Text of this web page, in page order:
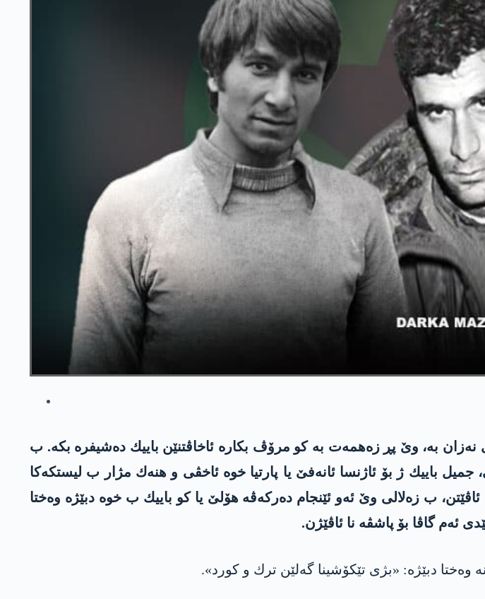
به‌، وێ پڕ زه‌همه‌ت به‌ كو مرۆڤ بكاره‌ ئاخاڤتنێن باییك ده‌شیفره‌ بكه‌. ب
2023 و نێزکبوونا هه‌لبژارتنا تركیێ، جمیل باییك ژ بۆ ئاژنسا ئانەفێ یا پارتیا خوه‌ ئاخڤی و هنه‌ك مژار ب لیستكه‌كا
ب زه‌لالی وێ ئه‌و ئێنجام ده‌ركه‌ڤه‌ هۆلێ یا كو باییك ب خوه‌ دبێژه‌ وه‌ختا
ئه‌م گاڤا بۆ پاشڤه‌ نا ئاڤێژن.
وه‌ختا دبێژه‌: «بژی تێكۆشینا گه‌لێن ترك و كورد».